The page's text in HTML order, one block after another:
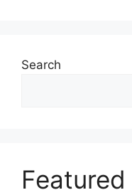
Search
Featured